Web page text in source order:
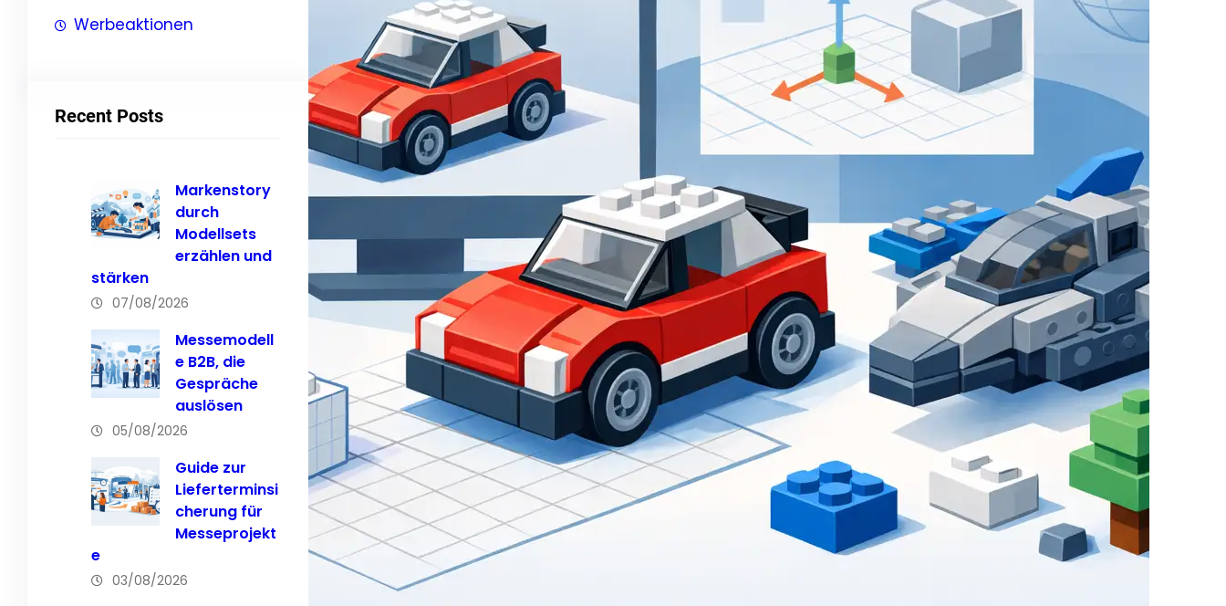
Werbeaktionen
Recent Posts
Markenstory
durch
Modellsets
erzählen und
stärken
07/08/2026
Messemodell
e B2B, die
Gespräche
auslösen
05/08/2026
Guide zur
Lieferterminsi
cherung für
Messeprojekt
e
03/08/2026